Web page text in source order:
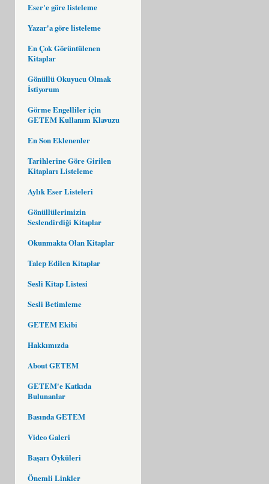
Eser'e göre listeleme
Yazar'a göre listeleme
En Çok Görüntülenen
Kitaplar
Gönüllü Okuyucu Olmak
İstiyorum
Görme Engelliler için
GETEM Kullanım Klavuzu
En Son Eklenenler
Tarihlerine Göre Girilen
Kitapları Listeleme
Aylık Eser Listeleri
Gönüllülerimizin
Seslendirdiği Kitaplar
Okunmakta Olan Kitaplar
Talep Edilen Kitaplar
Sesli Kitap Listesi
Sesli Betimleme
GETEM Ekibi
Hakkımızda
About GETEM
GETEM'e Katkıda
Bulunanlar
Basında GETEM
Video Galeri
Başarı Öyküleri
Önemli Linkler